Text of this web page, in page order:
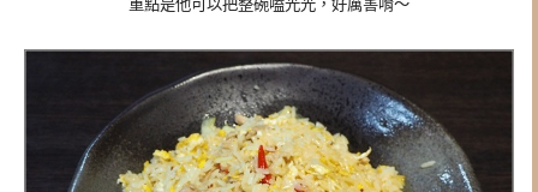
重點是他可以把整碗嗑光光，好厲害唷～